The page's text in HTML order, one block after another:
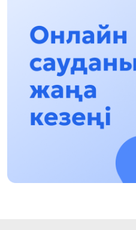
13:13, 30 Шілде 2026
Асхат Асылбеков:
тұлғалар керек!
12:01, 28 Шілде 2026
Абзал Достияр: Думан
Алматы түрмесіне
16:15, 27 Шілде 2026